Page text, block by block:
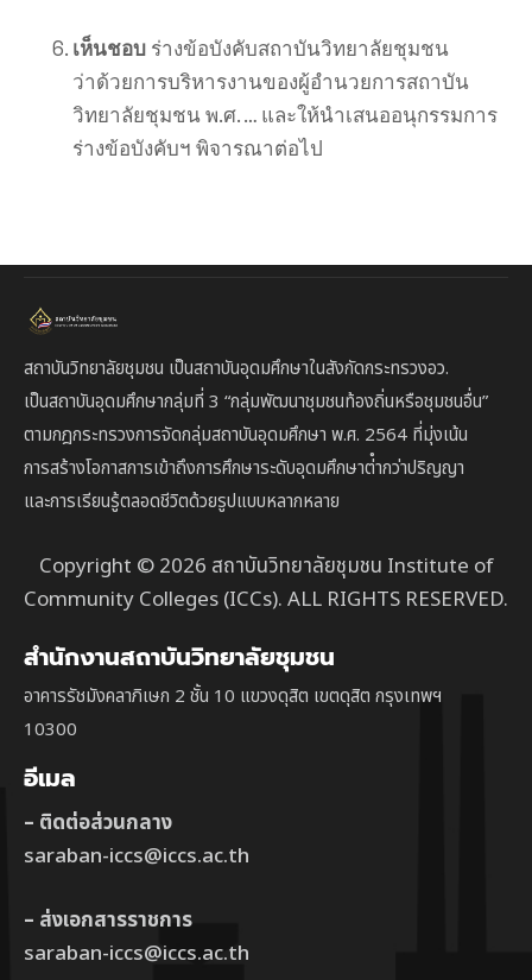
เห็นชอบ ร่างข้อบังคับสถาบันวิทยาลัยชุมชน
ว่าด้วยการบริหารงานของผู้อำนวยการสถาบัน
วิทยาลัยชุมชน พ.ศ. … และให้นำเสนออนุกรรมการ
ร่างข้อบังคับฯ พิจารณาต่อไป
สถาบันวิทยาลัยชุมชน เป็นสถาบันอุดมศึกษาในสังกัดกระทรวงอว.
เป็นสถาบันอุดมศึกษากลุ่มที่ 3 “กลุ่มพัฒนาชุมชนท้องถิ่นหรือชุมชนอื่น”
ตามกฎกระทรวงการจัดกลุ่มสถาบันอุดมศึกษา พ.ศ. 2564 ที่มุ่งเน้น
การสร้างโอกาสการเข้าถึงการศึกษาระดับอุดมศึกษาต่ํากว่าปริญญา
และการเรียนรู้ตลอดชีวิตด้วยรูปแบบหลากหลาย
Copyright © 2026 สถาบันวิทยาลัยชุมชน Institute of
Community Colleges (ICCs). ALL RIGHTS RESERVED.
สำนักงานสถาบันวิทยาลัยชุมชน
อาคารรัชมังคลาภิเษก 2 ชั้น 10 แขวงดุสิต เขตดุสิต กรุงเทพฯ
10300
อีเมล
– ติดต่อส่วนกลาง
saraban-iccs@iccs.ac.th
– ส่งเอกสารราชการ
saraban-iccs@iccs.ac.th